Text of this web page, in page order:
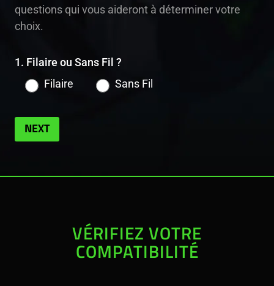
questions qui vous aideront à déterminer votre
choix.
1. Filaire ou Sans Fil ?
Filaire
Sans Fil
NEXT
VÉRIFIEZ VOTRE
COMPATIBILITÉ